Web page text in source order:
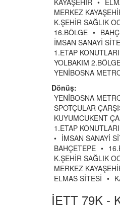
KAYAŞEHİR •
MERKEZ
K.ŞEHİR SAĞLIK
16.BÖLGE •
İMSAN SANAYİ
1.ETAP KONUTLARI
YOLBAKIM
YENİBOSNA
Dönüş:
YENİBOSNA
SPOTÇULAR
KUYUMCUKENT
1.ETAP KONUTLARI
• İMSAN SANAYİ
BAHÇETEPE •
K.ŞEHİR SAĞLIK
MERKEZ
ELMAS SİTESİ •
İETT 79K -